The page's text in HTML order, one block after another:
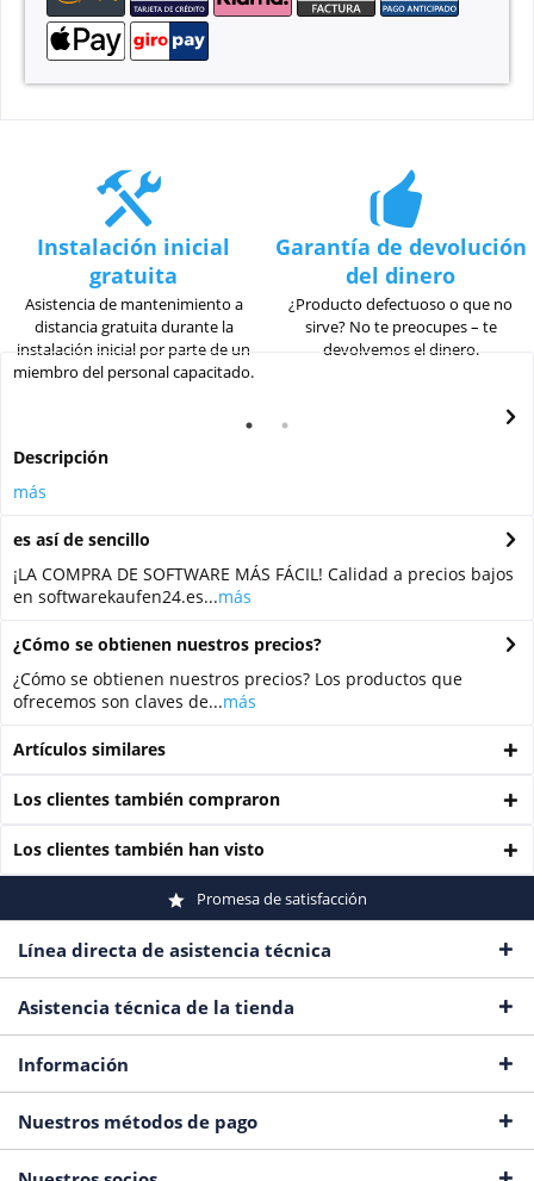
Instalación inicial
gratuita
Asistencia de mantenimiento a
distancia gratuita durante la
instalación inicial por parte de un
miembro del personal capacitado.
Garantía de devolución
del dinero
¿Producto defectuoso o que no
sirve? No te preocupes – te
devolvemos el dinero.
Descripción
más
es así de sencillo
¡LA COMPRA DE SOFTWARE MÁS FÁCIL! Calidad a precios bajos
en softwarekaufen24.es...más
¿Cómo se obtienen nuestros precios?
¿Cómo se obtienen nuestros precios? Los productos que
ofrecemos son claves de...más
Artículos similares
Los clientes también compraron
Los clientes también han visto
Promesa de satisfacción
Línea directa de asistencia técnica
Asistencia técnica de la tienda
Información
Nuestros métodos de pago